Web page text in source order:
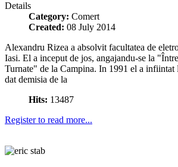
Details
Category: Comert
Created: 08 July 2014
Alexandru Rizea a absolvit facultatea de
Iasi. El a inceput de jos, angajandu-se la
Turnate" de la Campina. In 1991 el a infiintat
dat demisia de la
Hits: 13487
Register to read more...